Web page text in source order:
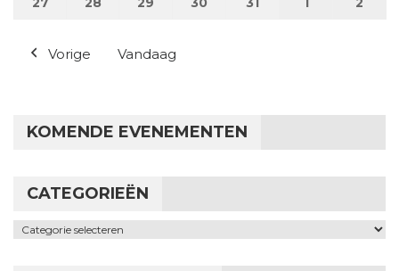
Vorige Vandaag
KOMENDE EVENEMENTEN
CATEGORIEËN
Categorieën